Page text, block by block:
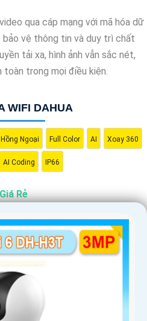
với mức giá vô cùng hấp dẫn."
qua cáp mạng với mã hóa dữ
bảo vệ thông tin và duy trì chất
tải xa, hình ảnh vẫn sắc nét,
trong mọi điều kiện.
WIFI DAHUA
Hồng Ngoại Full Color AI Xoay 360
AI Coding IP66
Rẻ